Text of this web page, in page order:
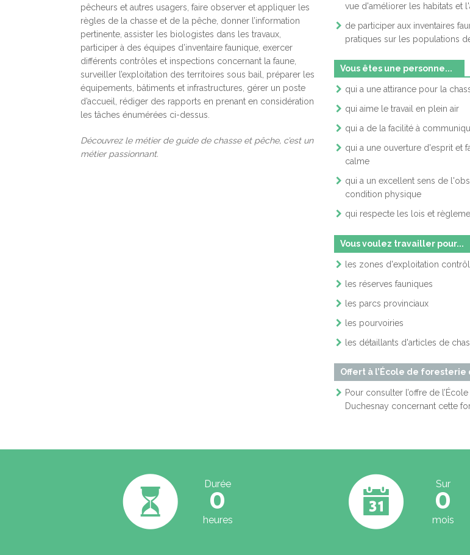
AIDE-ÉDUCATRICE, AIDE-ÉDUCATEUR
AIDE-CUISINIER (CENTRE SAINT-LOUIS)
AIDE-CUISINIER (CENTRE LOUIS-JOLLIET)
PRÉPOSÉ AU SERVICE AUX TABLES DANS UN
OUVRIER, OUVRIÈRE À LA PRÉPARATION DES BOIS
pêcheurs et autres usagers, faire observer et appliquer les
règles de la chasse et de la pêche, donner l’information
pertinente, assister les biologistes dans les travaux,
participer à des équipes d’inventaire faunique, exercer
différents contrôles et inspections concernant la faune,
surveiller l’exploitation des territoires sous bail, préparer les
équipements, bâtiments et infrastructures, gérer un poste
d’accueil, rédiger des rapports en prenant en considération
les tâches énumérées ci-dessus.
Découvrez le métier de guide de chasse et pêche, c’est un
métier passionnant.
vue d'améliorer les habitats et
de participer aux inventaires
pratiques sur les populations
Vous êtes une personne...
qui a une attirance pour la
qui aime le travail en plein air
qui a de la facilité à
qui a une ouverture d'esprit et
calme
qui a un excellent sens de
condition physique
qui respecte les lois et
Vous voulez travailler pour...
les zones d'exploitation
les réserves fauniques
les parcs provinciaux
les pourvoiries
les détaillants d'articles de
Offert à l’École de foresterie
Pour consulter l’offre de
Duchesnay concernant cette
Durée
0
heures
Sur
0
mois